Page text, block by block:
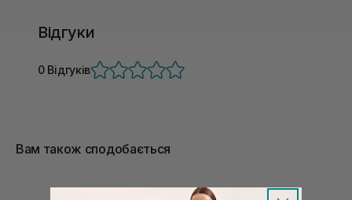
Відгуки
0 Відгуків
Вам також сподобається